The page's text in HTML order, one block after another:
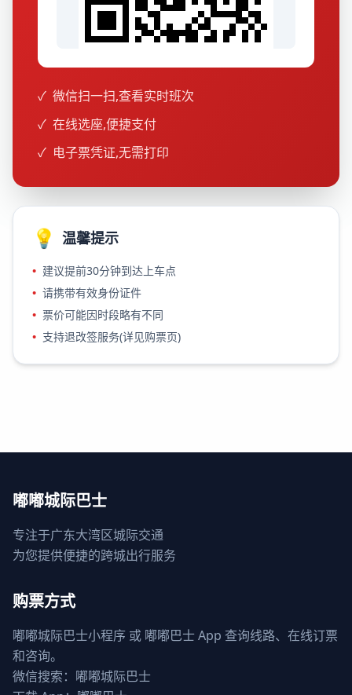
✓ 微信扫一扫,查看实时班次
✓ 在线选座,便捷支付
✓ 电子票凭证,无需打印
💡 温馨提示
• 建议提前30分钟到达上车点
• 请携带有效身份证件
• 票价可能因时段略有不同
• 支持退改签服务(详见购票页)
嘟嘟城际巴士
专注于广东大湾区城际交通
为您提供便捷的跨城出行服务
购票方式
嘟嘟城际巴士小程序 或 嘟嘟巴士 App 查询线路、在线订票
和咨询。
微信搜索：嘟嘟城际巴士